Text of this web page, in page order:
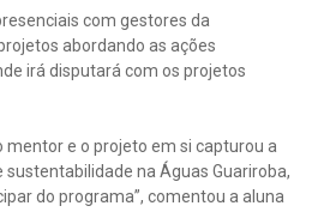
com gestores da
abordando as ações
irá disputará com os projetos
e o projeto em si capturou a
na Águas Guariroba,
do programa”, comentou a aluna